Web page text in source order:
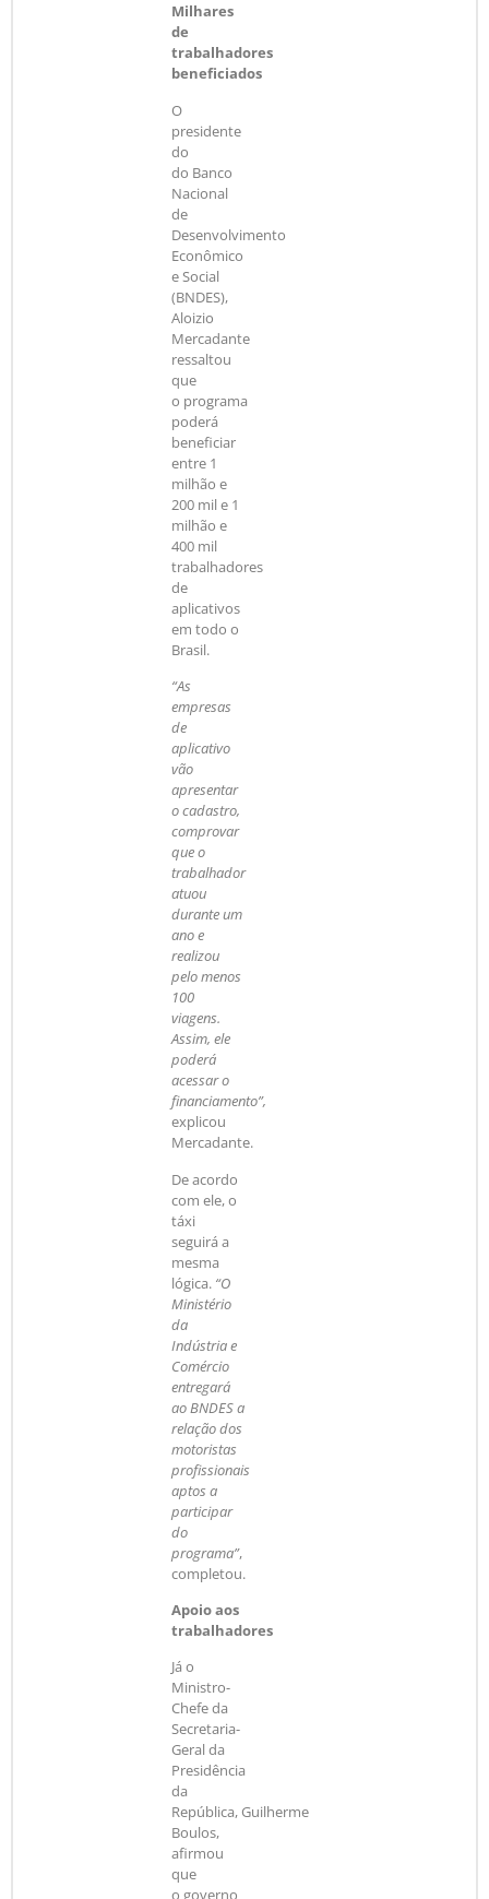
Milhares
de
trabalhadores
beneficiados
O
presidente
do
do Banco
Nacional
de
Desenvolvimento
Econômico
e Social
(BNDES),
Aloizio
Mercadante
ressaltou
que
o programa
poderá
beneficiar
entre 1
milhão e
200 mil e 1
milhão e
400 mil
trabalhadores
de
aplicativos
em todo o
Brasil.
“As
empresas
de
aplicativo
vão
apresentar
o cadastro,
comprovar
que o
trabalhador
atuou
durante um
ano e
realizou
pelo menos
100
viagens.
Assim, ele
poderá
acessar o
financiamento”,
explicou
Mercadante.
De acordo
com ele, o
táxi
seguirá a
mesma
lógica. “O
Ministério
da
Indústria e
Comércio
entregará
ao BNDES a
relação dos
motoristas
profissionais
aptos a
participar
do
programa”,
completou.
Apoio aos
trabalhadores
Já o
Ministro-
Chefe da
Secretaria-
Geral da
Presidência
da
República, Guilherme
Boulos,
afirmou
que
o governo